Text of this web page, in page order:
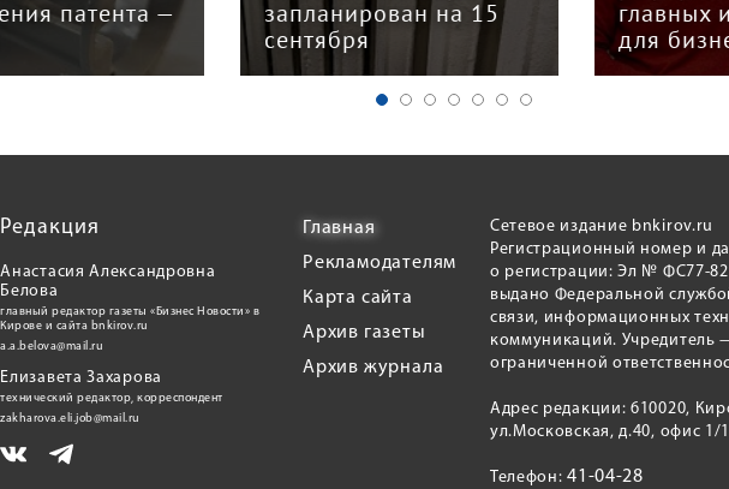
на 15
главных изменений
для бизнеса
Редакция
Анастасия Александровна
Белова
главный редактор газеты «Бизнес Новости» в
Кирове и сайта bnkirov.ru
a.a.belova@mail.ru
Елизавета Захарова
технический редактор, корреспондент
zakharova.eli.job@mail.ru
Главная
Рекламодателям
Карта сайта
Архив газеты
Архив журнала
Сетевое издание bnkirov.ru
Регистрационный номер и
о регистрации: Эл № ФС77-
выдано Федеральной
связи, информационных
коммуникаций. Учредитель
ограниченной
Адрес редакции: 610020,
ул.Московская, д.40, офис 1/1
Телефон:41-04-28